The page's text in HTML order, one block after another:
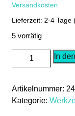
Versandkosten
Lieferzeit: 2-4 Tage
5 vorrätig
Starke
Wasserdichte
Reparatur
Abdichten
In
Artikelnummer:
Kategorie: